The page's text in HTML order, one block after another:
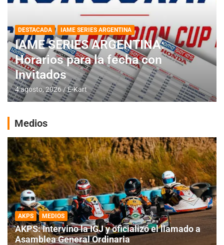
DESTACADA IAME SERIES ARGENTINA
IAME SERIES ARGENTINA:
Horarios para la fecha con
Invitados
4 agosto, 2026 E-Kart
Medios
AKPS MEDIOS
AKPS: Intervino la IGJ y oficializó el llamado a
Asamblea General Ordinaria